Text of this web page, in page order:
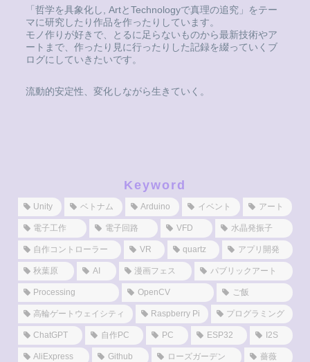
「哲学を具象化し, ArtとTechnologyで真理の追究」をテー
マに研究したり作品を作ったりしています。
モノ作りが好きで、とるに足らないものから最新技術やア
ートまで、作ったり見に行ったりした記録を綴っていくブ
ログにしていきたいです。
流動的安定性、変化しながら生きていく。
Keyword
Unity ベトナム Arduino イベント アート
電子工作 電子回路 VFD 水晶発振子
自作コントローラー VR quartz アプリ開発
秋葉原 AI 漫画フェス パブリックアート
Processing OpenCV ご飯
高輪ゲートウェイシティ Raspberry Pi プログラミング
ChatGPT 自作PC PC ESP32 I2S
AliExpress Github ローズガーデン 薔薇